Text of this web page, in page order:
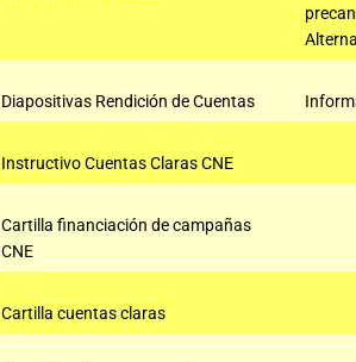
Diapositivas Rendición de Cuentas
Instructivo Cuentas Claras CNE
Cartilla financiación de campañas
CNE
Cartilla cuentas claras